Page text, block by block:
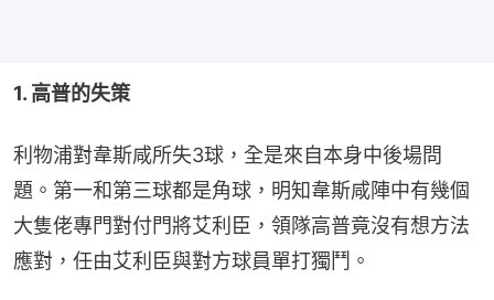
1. 高普的失策
利物浦對韋斯咸所失3球，全是來自本身中後場問
題。第一和第三球都是角球，明知韋斯咸陣中有幾個
大隻佬專門對付門將艾利臣，領隊高普竟沒有想方法
應對，任由艾利臣與對方球員單打獨鬥。